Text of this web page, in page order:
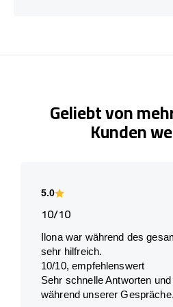
Geliebt von
Kunden
5.0
10/10
Ilona war während des
sehr hilfreich.
10/10, empfehlenswert
Sehr schnelle Antworten
während unserer Gespräche.